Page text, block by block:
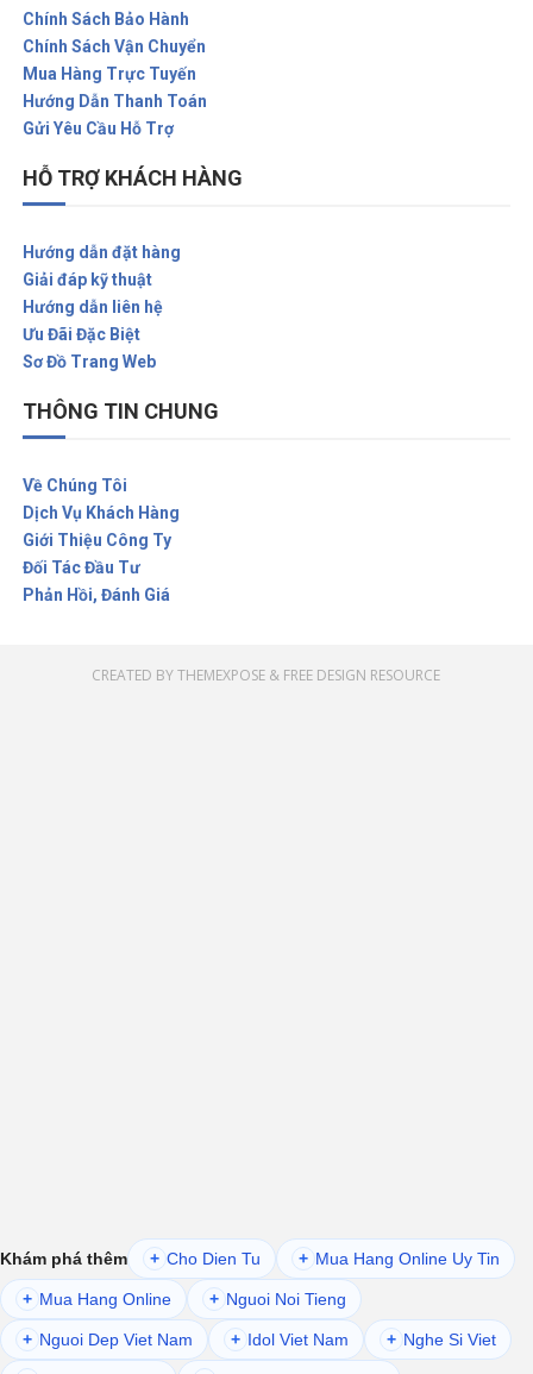
Chính Sách Bảo Hành
Chính Sách Vận Chuyển
Mua Hàng Trực Tuyến
Hướng Dẫn Thanh Toán
Gửi Yêu Cầu Hỗ Trợ
HỖ TRỢ KHÁCH HÀNG
Hướng dẫn đặt hàng
Giải đáp kỹ thuật
Hướng dẫn liên hệ
Ưu Đãi Đặc Biệt
Sơ Đồ Trang Web
THÔNG TIN CHUNG
Về Chúng Tôi
Dịch Vụ Khách Hàng
Giới Thiệu Công Ty
Đối Tác Đầu Tư
Phản Hồi, Đánh Giá
CREATED BYTHEMEXPOSE & FREE DESIGN RESOURCE
Khám phá thêm + Cho Dien Tu + Mua Hang Online Uy Tin
+ Mua Hang Online + Nguoi Noi Tieng
+ Nguoi Dep Viet Nam + Idol Viet Nam + Nghe Si Viet